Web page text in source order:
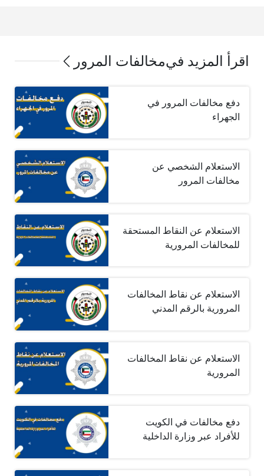
اقرأ المزيد فيمخالفات المرور
دفع مخالفات المرور في
الجهراء
الاستعلام الشخصي عن
مخالفات المرور
الاستعلام عن النقاط المستحقة
للمخالفات المرورية
الاستعلام عن نقاط المخالفات
المرورية بالرقم المدني
الاستعلام عن نقاط المخالفات
المرورية
دفع مخالفات في الكويت
للأفراد عبر وزارة الداخلية